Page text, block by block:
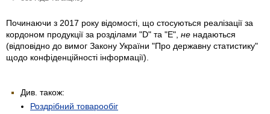
Починаючи з 2017 року відомості, що стосуються реалізації за
кордоном продукції за розділами "D" та "Е", не надаються
(відповідно до вимог Закону України "Про державну статистику"
щодо конфіденційності інформації).
Див. також:
Роздрібний товарообіг